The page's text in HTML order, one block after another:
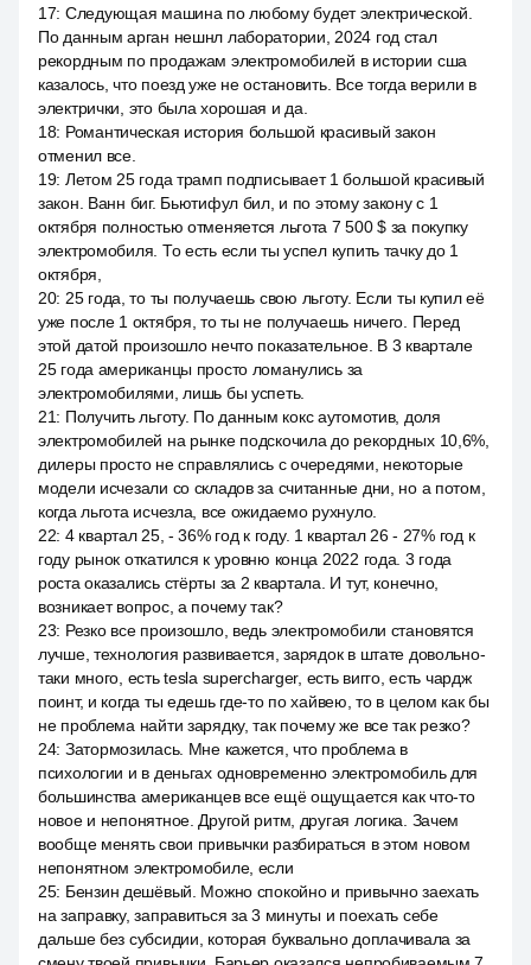
17: Следующая машина по любому будет электрической.
По данным арган нешнл лаборатории, 2024 год стал
рекордным по продажам электромобилей в истории сша
казалось, что поезд уже не остановить. Все тогда верили в
электрички, это была хорошая и да.
18: Романтическая история большой красивый закон
отменил все.
19: Летом 25 года трамп подписывает 1 большой красивый
закон. Ванн биг. Бьютифул бил, и по этому закону с 1
октября полностью отменяется льгота 7 500 $ за покупку
электромобиля. То есть если ты успел купить тачку до 1
октября,
20: 25 года, то ты получаешь свою льготу. Если ты купил её
уже после 1 октября, то ты не получаешь ничего. Перед
этой датой произошло нечто показательное. В 3 квартале
25 года американцы просто ломанулись за
электромобилями, лишь бы успеть.
21: Получить льготу. По данным кокс аутомотив, доля
электромобилей на рынке подскочила до рекордных 10,6%,
дилеры просто не справлялись с очередями, некоторые
модели исчезали со складов за считанные дни, но а потом,
когда льгота исчезла, все ожидаемо рухнуло.
22: 4 квартал 25, - 36% год к году. 1 квартал 26 - 27% год к
году рынок откатился к уровню конца 2022 года. 3 года
роста оказались стёрты за 2 квартала. И тут, конечно,
возникает вопрос, а почему так?
23: Резко все произошло, ведь электромобили становятся
лучше, технология развивается, зарядок в штате довольно-
таки много, есть tesla supercharger, есть вигго, есть чардж
поинт, и когда ты едешь где-то по хайвею, то в целом как бы
не проблема найти зарядку, так почему же все так резко?
24: Затормозилась. Мне кажется, что проблема в
психологии и в деньгах одновременно электромобиль для
большинства американцев все ещё ощущается как что-то
новое и непонятное. Другой ритм, другая логика. Зачем
вообще менять свои привычки разбираться в этом новом
непонятном электромобиле, если
25: Бензин дешёвый. Можно спокойно и привычно заехать
на заправку, заправиться за 3 минуты и поехать себе
дальше без субсидии, которая буквально доплачивала за